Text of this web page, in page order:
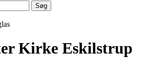
Kirke Eskilstrup